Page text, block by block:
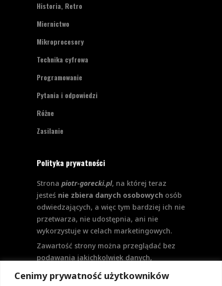
Cenimy prywatność użytkowników
Historia, Retro
Miernictwo
Mikroprocesory
Technika cyfrowa
Programowanie
Pytania i odpowiedzi
Różne
Zasilanie
Polityka prywatności
Strona piotr-gorecki.pl, na której teraz
jesteś nie zbiera danych osobowych osób
odwiedzających, a więc tym bardziej ich nie
przetwarza, nie udostępnia, ani nie
wykorzystuje w celach marketingowych.
Zawartość strony można przeglądać bez
podawania jakichkolwiek danych,
logowanie. Aktualnie na stronie nie